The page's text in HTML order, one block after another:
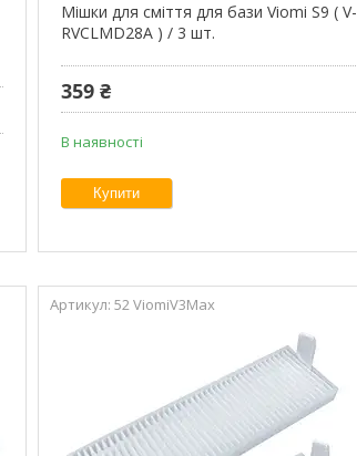
Мішки для сміття для бази Viomi S9 ( V-
RVCLMD28A ) / 3 шт.
359 ₴
В наявності
Купити
52 ViomiV3Max